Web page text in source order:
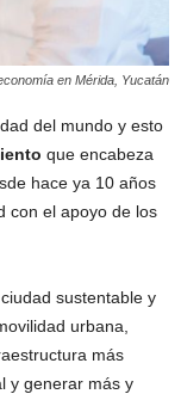
en Mérida, Yucatán
del mundo y esto
que encabeza
hace ya 10 años
con el apoyo de los
sustentable y
urbana,
más
y generar más y